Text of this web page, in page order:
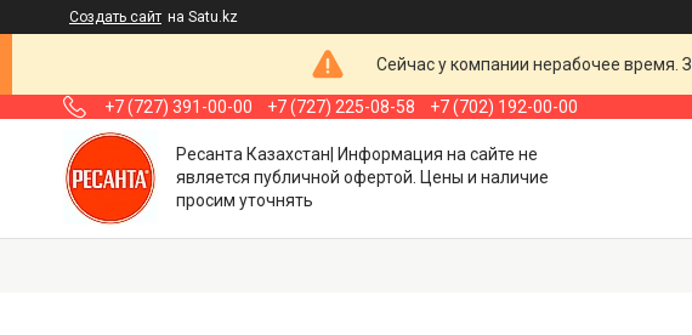
Создать сайт на Satu.kz
Сейчас у компании нерабочее время.
+7 (727) 391-00-00 +7 (727) 225-08-58 +7 (702) 192-00-00
Ресанта Казахстан| Информация на сайте не
является публичной офертой. Цены и наличие
просим уточнять